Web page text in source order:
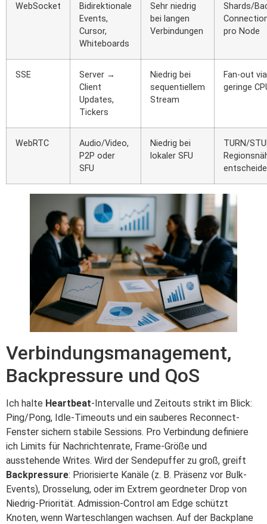
WebSocket
Bidirektionale
Events,
Cursor,
Whiteboards
Sehr niedrig
bei langen
Verbindungen
Shards/
pro Node
SSE
Server →
Client
Updates,
Tickers
Niedrig bei
sequentiellem
Stream
Fan-out
geringe
WebRTC
Audio/Video,
P2P oder
SFU
Niedrig bei
lokaler SFU
TURN/
Verbindungsmanagement,
Backpressure und QoS
Ich halte Heartbeat-Intervalle und Zeitouts strikt im Blick:
Ping/Pong, Idle-Timeouts und ein sauberes Reconnect-
Fenster sichern stabile Sessions. Pro Verbindung definiere
ich Limits für Nachrichtenrate, Frame-Größe und
ausstehende Writes. Wird der Sendepuffer zu groß, greift
Backpressure: Priorisierte Kanäle (z. B. Präsenz vor Bulk-
Events), Drosselung, oder im Extrem geordneter Drop von
Niedrig-Priorität. Admission-Control am Edge schützt
Knoten, wenn Warteschlangen wachsen. Auf der Backplane